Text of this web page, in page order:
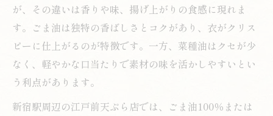
が、その違いは香りや味、揚げ上がりの食感に現れま
す。ごま油は独特の香ばしさとコクがあり、衣がクリス
ピーに仕上がるのが特徴です。一方、菜種油はクセが少
なく、軽やかな口当たりで素材の味を活かしやすいとい
う利点があります。
新宿駅周辺の江戸前天ぷら店では、ごま油100％または